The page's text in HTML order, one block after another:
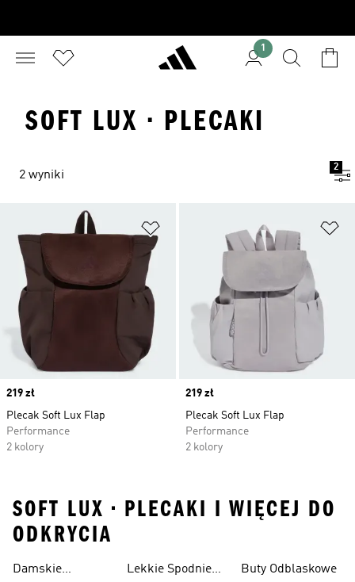
1
SOFT LUX · PLECAKI
2 wyniki
2
Dodaj do listy życzeń
Price
219 zł
Plecak Soft Lux Flap
Performance
2 kolory
Price
219 zł
Plecak Soft Lux Flap
Performance
2 kolory
SOFT LUX • PLECAKI I WIĘCEJ DO
ODKRYCIA
Damskie
Lekkie Spodnie
Buty Odblaskowe